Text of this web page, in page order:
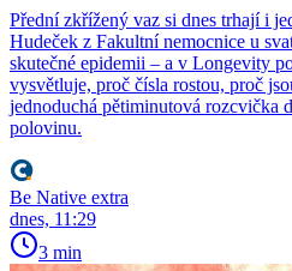
Přední zkřížený vaz si dnes trhají i
Hudeček z Fakultní nemocnice u
skutečné epidemii – a v Longevity
vysvětluje, proč čísla rostou, proč
jednoduchá pětiminutová rozcvička
polovinu.
Be Native extra
dnes, 11:29
3 min